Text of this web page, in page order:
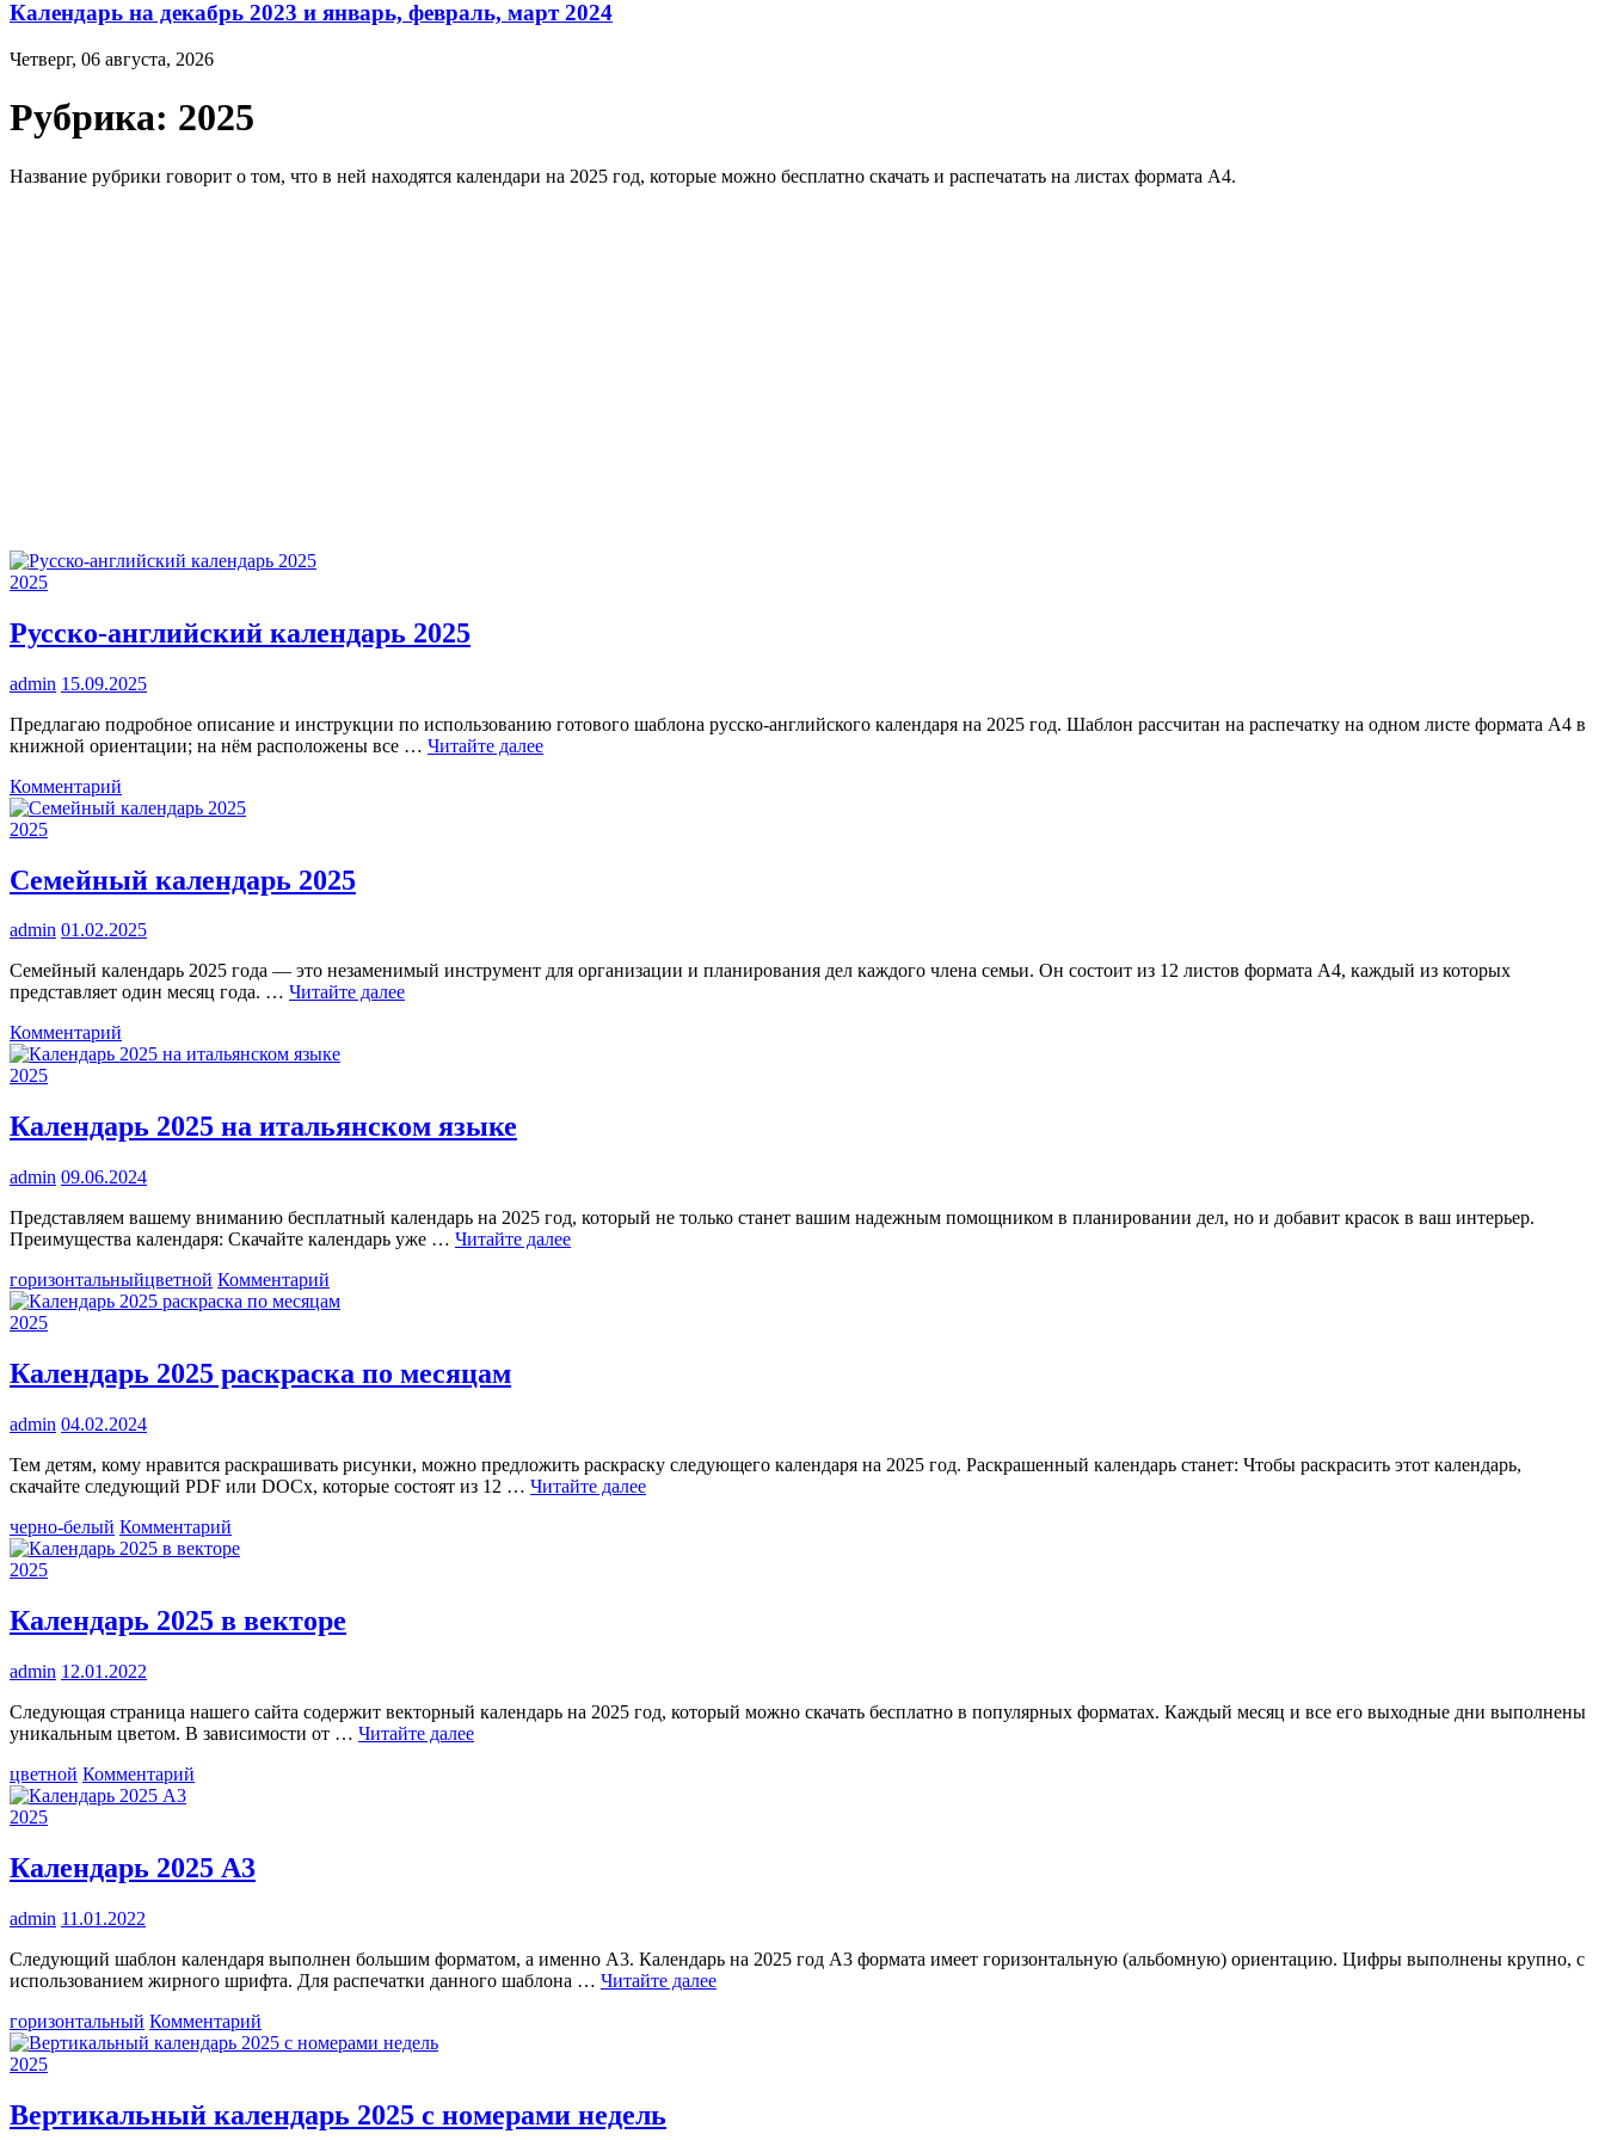
Календарь на декабрь 2023 и январь, февраль, март 2024
Четверг, 06 августа, 2026
Рубрика: 2025
Название рубрики говорит о том, что в ней находятся календари на 2025 год, которые можно бесплатно скачать и распечатать на листах формата А4.
2025
Русско-английский календарь 2025
admin 15.09.2025
Предлагаю подробное описание и инструкции по использованию готового шаблона русско‑английского календаря на 2025 год. Шаблон рассчитан на распечатку на одном листе формата A4 в
книжной ориентации; на нём расположены все … Читайте далее
Комментарий
Русско-
2025
2025
Семейный календарь 2025
admin 01.02.2025
Семейный календарь 2025 года — это незаменимый инструмент для организации и планирования дел каждого члена семьи. Он состоит из 12 листов формата А4, каждый из которых
представляет один месяц года. … Читайте далее
Комментарий
Семейный
2025
Календарь 2025 на итальянском языке
admin 09.06.2024
Представляем вашему вниманию бесплатный календарь на 2025 год, который не только станет вашим надежным помощником в планировании дел, но и добавит красок в ваш интерьер.
Преимущества календаря: Скачайте календарь уже … Читайте далее
горизонтальныйцветной Комментарий
Календарь
языке
2025
Календарь 2025 раскраска по месяцам
admin 04.02.2024
Тем детям, кому нравится раскрашивать рисунки, можно предложить раскраску следующего календаря на 2025 год. Раскрашенный календарь станет: Чтобы раскрасить этот календарь,
скачайте следующий PDF или DOCx, которые состоят из 12 … Читайте далее
черно-белый Комментарий
Календарь
месяцам
2025
Календарь 2025 в векторе
admin 12.01.2022
Следующая страница нашего сайта содержит векторный календарь на 2025 год, который можно скачать бесплатно в популярных форматах. Каждый месяц и все его выходные дни выполнены
уникальным цветом. В зависимости от … Читайте далее
цветной Комментарий
векторе
2025
Календарь 2025 А3
admin 11.01.2022
Следующий шаблон календаря выполнен большим форматом, а именно А3. Календарь на 2025 год А3 формата имеет горизонтальную (альбомную) ориентацию. Цифры выполнены крупно, с
использованием жирного шрифта. Для распечатки данного шаблона … Читайте далее
горизонтальный Комментарий
Календарь
2025
Вертикальный календарь 2025 с номерами недель